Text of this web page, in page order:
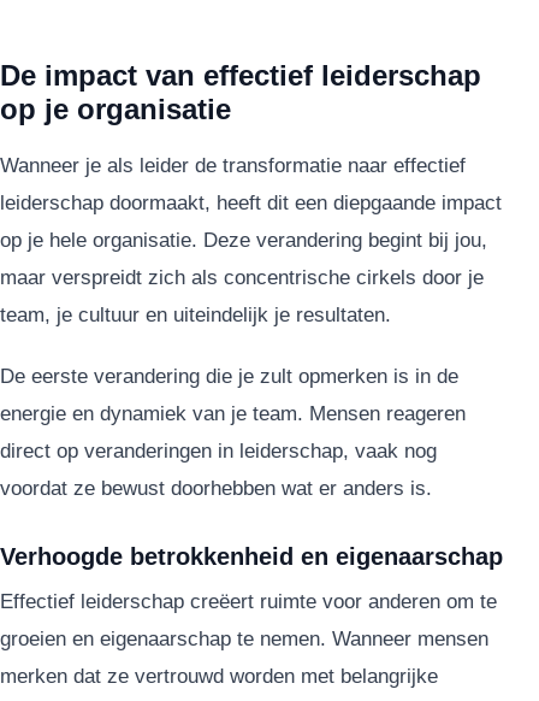
De impact van effectief leiderschap
op je organisatie
Wanneer je als leider de transformatie naar effectief
leiderschap doormaakt, heeft dit een diepgaande impact
op je hele organisatie. Deze verandering begint bij jou,
maar verspreidt zich als concentrische cirkels door je
team, je cultuur en uiteindelijk je resultaten.
De eerste verandering die je zult opmerken is in de
energie en dynamiek van je team. Mensen reageren
direct op veranderingen in leiderschap, vaak nog
voordat ze bewust doorhebben wat er anders is.
Verhoogde betrokkenheid en eigenaarschap
Effectief leiderschap creëert ruimte voor anderen om te
groeien en eigenaarschap te nemen. Wanneer mensen
merken dat ze vertrouwd worden met belangrijke